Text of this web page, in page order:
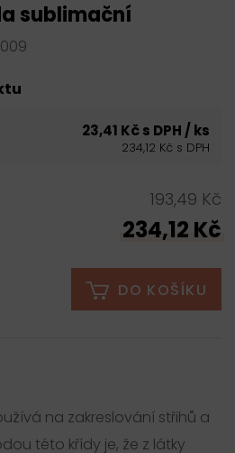
sublimační
23,41 Kč s DPH / ks
234,12 Kč s DPH
193,49 Kč
234,12 Kč
DO KOŠÍKU
na zakreslování střihů a
této křídy je, že z látky